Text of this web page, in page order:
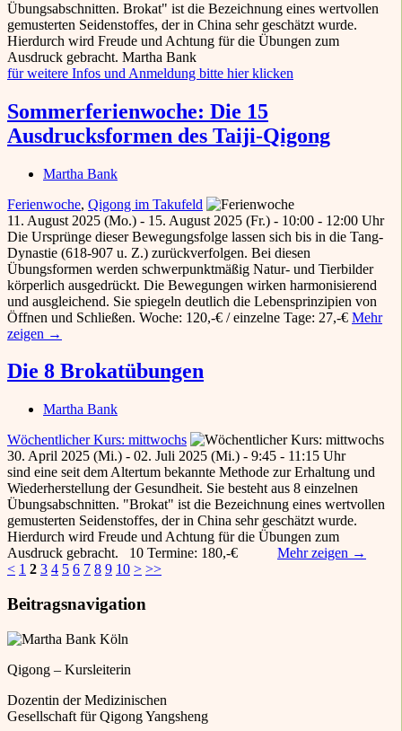
Übungsabschnitten. Brokat" ist die Bezeichnung eines wertvollen
gemusterten Seidenstoffes, der in China sehr geschätzt wurde.
Hierdurch wird Freude und Achtung für die Übungen zum
Ausdruck gebracht. Martha Bank
für weitere Infos und Anmeldung bitte hier klicken
Sommerferienwoche: Die 15
Ausdrucksformen des Taiji-Qigong
Martha Bank
Ferienwoche, Qigong im Takufeld
11. August 2025 (Mo.) - 15. August 2025 (Fr.) - 10:00 - 12:00 Uhr
Die Ursprünge dieser Bewegungsfolge lassen sich bis in die Tang-
Dynastie (618-907 u. Z.) zurückverfolgen. Bei diesen
Übungsformen werden schwerpunktmäßig Natur- und Tierbilder
körperlich ausgedrückt. Die Bewegungen wirken harmonisierend
und ausgleichend. Sie spiegeln deutlich die Lebensprinzipien von
Öffnen und Schließen. Woche: 120,-€ / einzelne Tage: 27,-€ Mehr
zeigen →
Die 8 Brokatübungen
Martha Bank
Wöchentlicher Kurs: mittwochs
30. April 2025 (Mi.) - 02. Juli 2025 (Mi.) - 9:45 - 11:15 Uhr
sind eine seit dem Altertum bekannte Methode zur Erhaltung und
Wiederherstellung der Gesundheit. Sie besteht aus 8 einzelnen
Übungsabschnitten. "Brokat" ist die Bezeichnung eines wertvollen
gemusterten Seidenstoffes, der in China sehr geschätzt wurde.
Hierdurch wird Freude und Achtung für die Übungen zum
Ausdruck gebracht. 10 Termine: 180,-€ Mehr zeigen →
< 1 2 3 4 5 6 7 8 9 10 > >>
Beitragsnavigation
Qigong – Kursleiterin
Dozentin der Medizinischen
Gesellschaft für Qigong Yangsheng